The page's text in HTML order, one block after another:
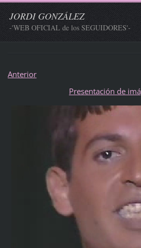
JORDI GONZÁLEZ
-'WEB OFICIAL de los SEGUIDORES'-
Anterior
Presentación de